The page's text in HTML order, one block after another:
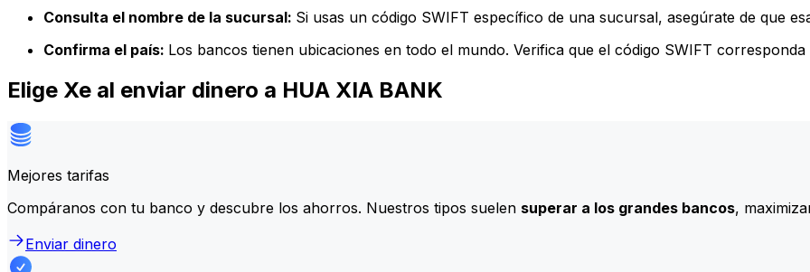
Consulta el nombre de la sucursal: Si usas un código SWIFT específico de una sucursal, asegúrate de que
Confirma el país: Los bancos tienen ubicaciones en todo el mundo. Verifica que el código SWIFT
Elige Xe al enviar dinero a HUA XIA BANK
Mejores tarifas
Compáranos con tu banco y descubre los ahorros. Nuestros tipos suelen superar a los grandes bancos,
Enviar dinero